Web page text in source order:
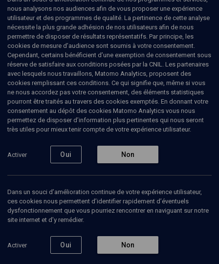
Antoine Lefebure est expert en média numérique. (Mise à jour: mai
2010)
Ajouter Partager J’aime
Tous 1 Vidéos 1
La
et ses
nouveaux
défis
(4/8)
Pouvoirs et contre-
nous analysons nos audiences afin de vous proposer une expérience
utilisateur et des programmes de qualité. La pertinence de cette analyse
nécessite la plus grande adhésion de nos utilisateurs afin de nous
permettre de disposer de résultats représentatifs. Par principe, les
cookies de mesure d’audience sont soumis à votre consentement.
Cependant, certains bénéficient d’une exemption de consentement sous
réserve de satisfaire aux conditions posées par la CNIL. Les partenaires
avec lesquels nous travaillons, Matomo Analytics, proposent des
cookies remplissant ces conditions. Ce qui signifie que, même si vous
ne nous accordez pas votre consentement, des éléments statistiques
pourront être traités au travers des cookies exemptés. En donnant votre
consentement au dépôt des cookies Matomo Analytics vous nous
permettez de disposer d’information plus pertinentes qui nous seront
très utiles pour mieux tenir compte de votre expérience utilisateur.
Activer Oui Non
Dans un souci d’amélioration continue de votre expérience utilisateur,
ces cookies nous permettent d’identifier rapidement d’éventuels
dysfonctionnement que vous pourriez rencontrer en naviguant sur notre
site internet et d’y remédier.
Activer Oui Non